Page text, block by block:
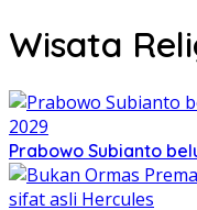
Wisata
Prabowo Subianto